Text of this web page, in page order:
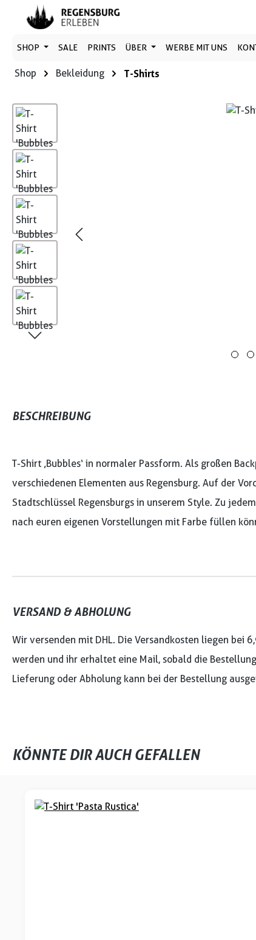
Hauptinhalt springen
Zur Suche springen
Zur Hauptnavigation springen
SHOP SALE PRINTS ÜBER WERBE MIT UNS
Shop Bekleidung T-Shirts
Bildergalerie überspringen
BESCHREIBUNG
T-Shirt ‚Bubbles‘ in normaler Passform. Als großen
verschiedenen Elementen aus Regensburg. Auf der
Stadtschlüssel Regensburgs in unserem Style. Zu
nach euren eigenen Vorstellungen mit Farbe füllen
VERSAND & ABHOLUNG
Wir versenden mit DHL. Die Versandkosten liegen bei
werden und ihr erhaltet eine Mail, sobald die
Lieferung oder Abholung kann bei der Bestellung
KÖNNTE DIR AUCH GEFALLEN